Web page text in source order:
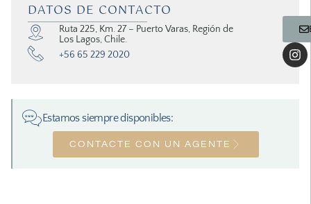
DATOS DE CONTACTO
Ruta 225, Km. 27 – Puerto Varas, Región de
Los Lagos, Chile.
+56 65 229 2020
Estamos siempre disponibles:
CONTACTE CON UN AGENTE